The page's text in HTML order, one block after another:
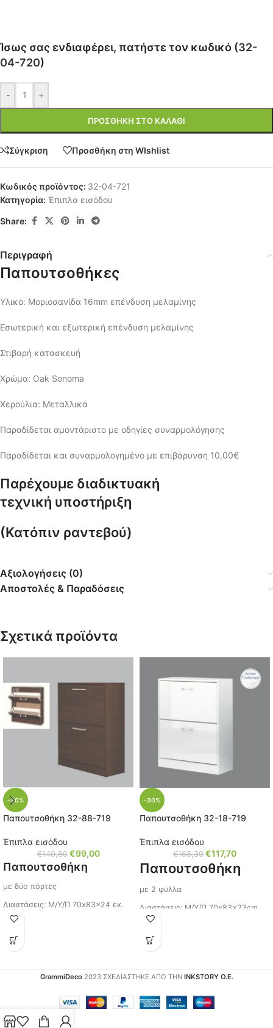
Ίσως σας ενδιαφέρει, πατήστε τον κωδικό (32-
04-720)
- +
ΠΡΟΣΘΉΚΗ ΣΤΟ ΚΑΛΆΘΙ
Σύγκριση Προσθήκη στη WIshlist
Κωδικός προϊόντος: 32-04-721
Κατηγορία: Έπιπλα εισόδου
Share:
Περιγραφή
Παπουτσοθήκες
Υλικό: Μοριοσανίδα 16mm επένδυση μελαμίνης
Εσωτερική και εξωτερική επένδυση μελαμίνης
Στιβαρή κατασκευή
Χρώμα: Oak Sonoma
Χερούλια: Μεταλλικά
Παραδίδεται αμοντάριστο με οδηγίες συναρμολόγησης
Παραδίδεται και συναρμολογημένο με επιβάρυνση 10,00€
Παρέχουμε διαδικτυακή
τεχνική υποστήριξη
(Κατόπιν ραντεβού)
Αξιολογήσεις (0)
Αποστολές & Παραδόσεις
Σχετικά προϊόντα
-30%
Παπουτσοθήκη 32-88-719
Έπιπλα εισόδου
€140,80 €99,00
Παπουτσοθήκη
με δύο πόρτες
Διαστάσεις: Μ/Υ/Π 70x83x24 εκ.
Χωρητικότητα: 8 ζευγάρια
Χερούλια: Μεταλλικά
Κωδικός: 32-88-719
Ίσως σας ενδιαφέρει
παπουτσοθήκη με 3
πόρτες
-30%
Παπουτσοθήκη 32-18-719
Έπιπλα εισόδου
€168,30 €117,70
Παπουτσοθήκη
με 2 φύλλα
Διαστάσεις: Μ/Υ/Π 70x83x23cm.
Χρώμα: Άσπρο γυαλιστερό
Κωδικός: 32-18-719
Ίσως σας ενδιαφέρει,
GrammiDeco 2023 ΣΧΕΔΙΑΣΤΗΚΕ ΑΠΟ ΤΗΝ INKSTORY Ο.Ε.